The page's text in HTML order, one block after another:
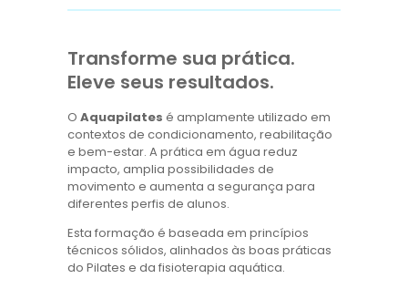
Transforme sua prática.
Eleve seus resultados.
O Aquapilates é amplamente utilizado em
contextos de condicionamento, reabilitação
e bem-estar. A prática em água reduz
impacto, amplia possibilidades de
movimento e aumenta a segurança para
diferentes perfis de alunos.
Esta formação é baseada em princípios
técnicos sólidos, alinhados às boas práticas
do Pilates e da fisioterapia aquática.